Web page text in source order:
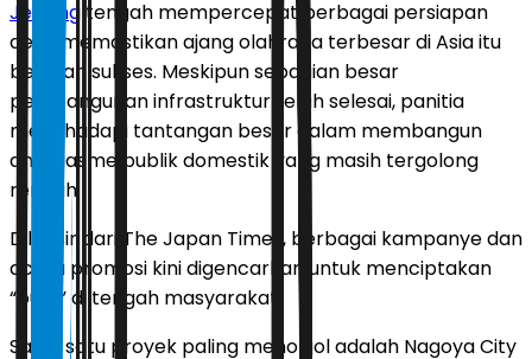
Jepang tengah mempercepat berbagai persiapan
demi memastikan ajang olahraga terbesar di Asia itu
berjalan sukses. Meskipun sebagian besar
pembangunan infrastruktur telah selesai, panitia
menghadapi tantangan besar dalam membangun
antusiasme publik domestik yang masih tergolong
rendah.
Dilansir dari The Japan Times, berbagai kampanye dan
acara promosi kini digencarkan untuk menciptakan
“buzz” di tengah masyarakat.
Salah satu proyek paling menonjol adalah Nagoya City